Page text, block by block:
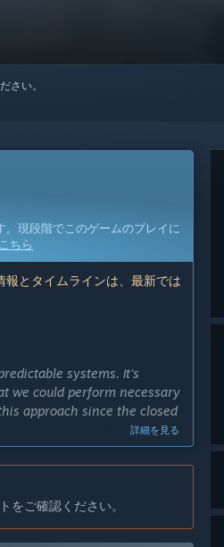
さい。
現段階でこのゲームのプレイに
ちら
とタイムラインは、最新では
systems. It’s
we could perform necessary
approach since the closed
詳細を見る
をご確認ください。